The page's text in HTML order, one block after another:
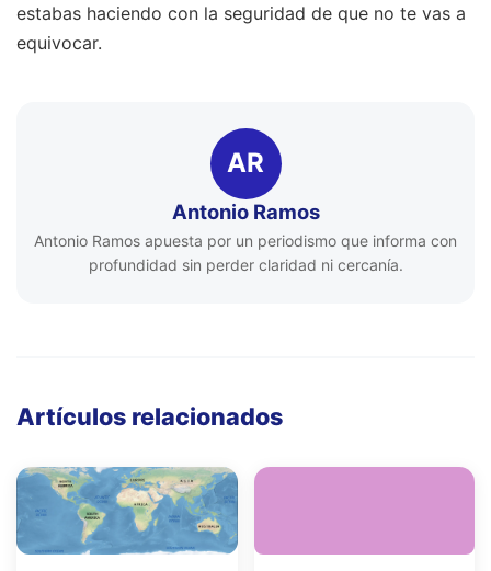
estabas haciendo con la seguridad de que no te vas a
equivocar.
AR
Antonio Ramos
Antonio Ramos apuesta por un periodismo que informa con
profundidad sin perder claridad ni cercanía.
Artículos relacionados